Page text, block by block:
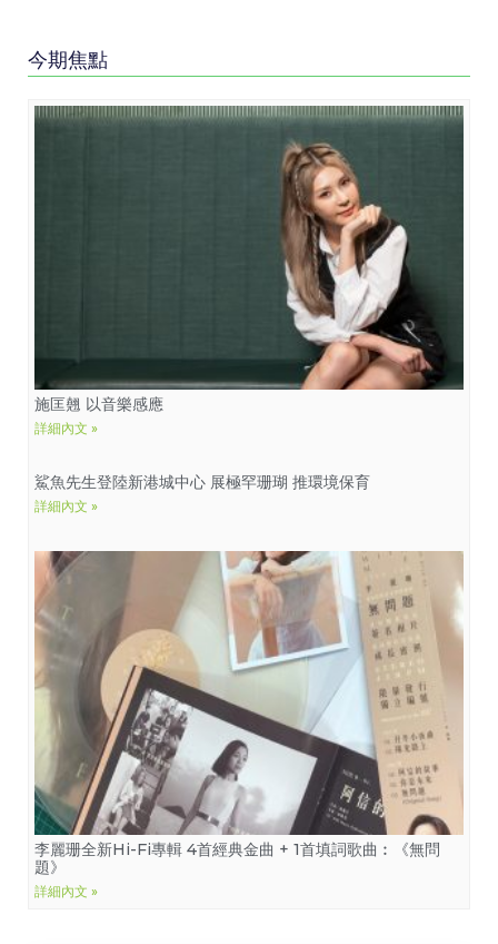
今期焦點
施匡翹 以音樂感應
詳細內文 »
鯊魚先生登陸新港城中心 展極罕珊瑚 推環境保育
詳細內文 »
李麗珊全新Hi-Fi專輯 4首經典金曲 + 1首填詞歌曲︰《無問
題》
詳細內文 »